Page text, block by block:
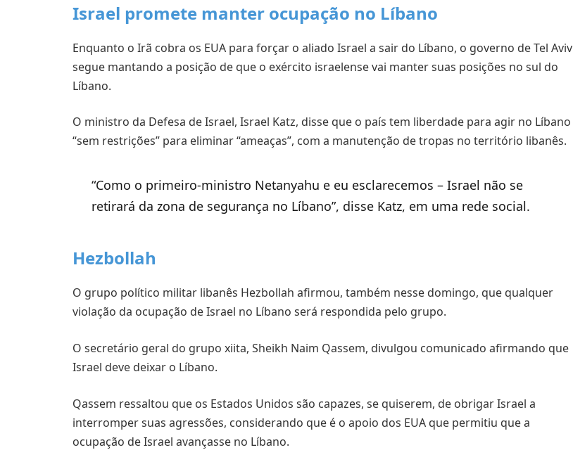
Israel promete manter ocupação no Líbano
Enquanto o Irã cobra os EUA para forçar o aliado Israel a sair do Líbano, o governo de Tel Aviv
segue mantando a posição de que o exército israelense vai manter suas posições no sul do
Líbano.
O ministro da Defesa de Israel, Israel Katz, disse que o país tem liberdade para agir no Líbano
“sem restrições” para eliminar “ameaças”, com a manutenção de tropas no território libanês.
“Como o primeiro-ministro Netanyahu e eu esclarecemos – Israel não se
retirará da zona de segurança no Líbano”, disse Katz, em uma rede social.
Hezbollah
O grupo político militar libanês Hezbollah afirmou, também nesse domingo, que qualquer
violação da ocupação de Israel no Líbano será respondida pelo grupo.
O secretário geral do grupo xiita, Sheikh Naim Qassem, divulgou comunicado afirmando que
Israel deve deixar o Líbano.
Qassem ressaltou que os Estados Unidos são capazes, se quiserem, de obrigar Israel a
interromper suas agressões, considerando que é o apoio dos EUA que permitiu que a
ocupação de Israel avançasse no Líbano.